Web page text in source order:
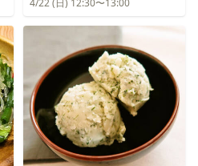
4/22 (日) 12:30〜13:00